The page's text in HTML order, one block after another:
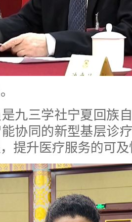
三学社宁夏回族自
协同的新型基层诊
提升医疗服务的可